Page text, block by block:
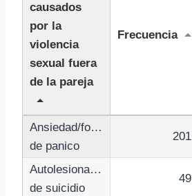
causados
por la
violencia
sexual fuera
de la pareja
Frecuencia
Ansiedad/fobias/ataques
de panico
201
Autolesionarse/pensamientos
de suicidio
49